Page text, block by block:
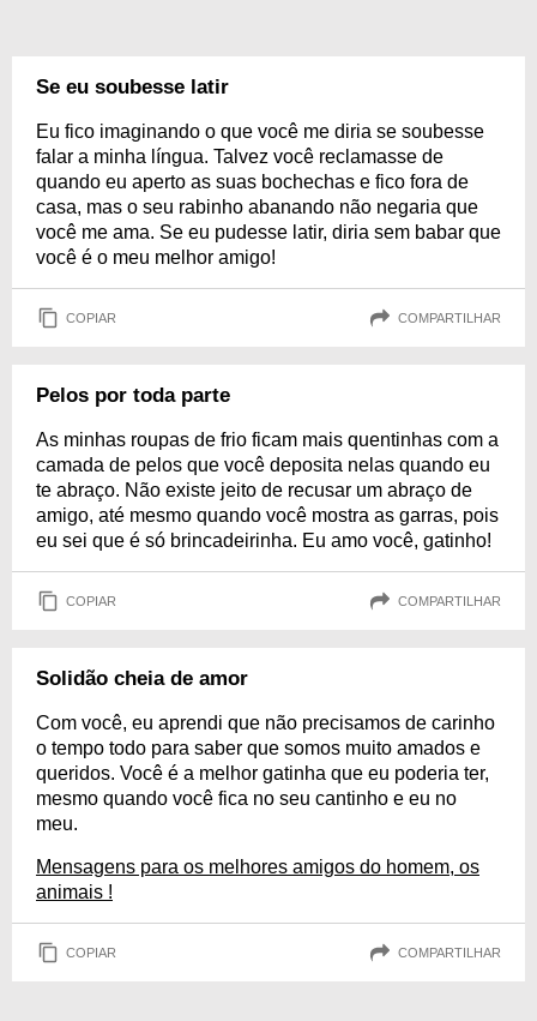
Se eu soubesse latir
Eu fico imaginando o que você me diria se soubesse
falar a minha língua. Talvez você reclamasse de
quando eu aperto as suas bochechas e fico fora de
casa, mas o seu rabinho abanando não negaria que
você me ama. Se eu pudesse latir, diria sem babar que
você é o meu melhor amigo!
COPIAR COMPARTILHAR
Pelos por toda parte
As minhas roupas de frio ficam mais quentinhas com a
camada de pelos que você deposita nelas quando eu
te abraço. Não existe jeito de recusar um abraço de
amigo, até mesmo quando você mostra as garras, pois
eu sei que é só brincadeirinha. Eu amo você, gatinho!
COPIAR COMPARTILHAR
Solidão cheia de amor
Com você, eu aprendi que não precisamos de carinho
o tempo todo para saber que somos muito amados e
queridos. Você é a melhor gatinha que eu poderia ter,
mesmo quando você fica no seu cantinho e eu no
meu.
Mensagens para os melhores amigos do homem, os
animais !
COPIAR COMPARTILHAR